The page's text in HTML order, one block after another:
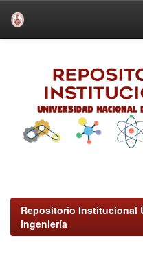
Repositorio Institucional
Ingeniería